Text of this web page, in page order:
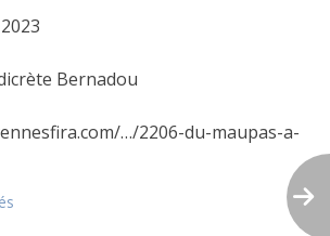
Bernadou
…/2206-du-maupas-a-